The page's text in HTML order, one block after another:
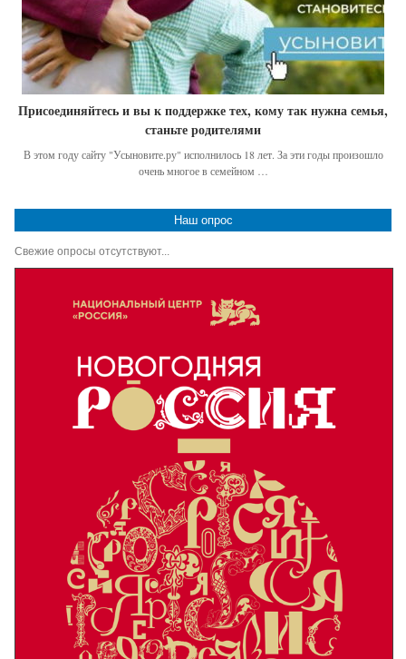
Присоединяйтесь и вы к поддержке тех, кому так нужна семья,
станьте родителями
В этом году сайту "Усыновите.ру" исполнилось 18 лет. За эти годы произошло
очень многое в семейном …
Наш опрос
Свежие опросы отсутствуют...